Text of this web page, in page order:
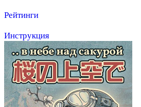
Рейтинги
Инструкция